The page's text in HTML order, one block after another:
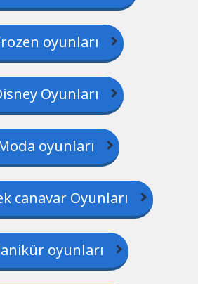
oyunları
Oyunları
oyunları
canavar Oyunları
oyunları